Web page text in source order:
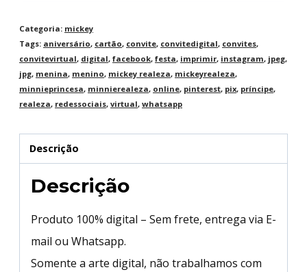
Categoria: mickey
Tags: aniversário, cartão, convite, convitedigital, convites,
convitevirtual, digital, facebook, festa, imprimir, instagram, jpeg,
jpg, menina, menino, mickey realeza, mickeyrealeza,
minnieprincesa, minnierealeza, online, pinterest, pix, príncipe,
realeza, redessociais, virtual, whatsapp
Descrição
Descrição
Produto 100% digital – Sem frete, entrega via E-
mail ou Whatsapp.
Somente a arte digital, não trabalhamos com